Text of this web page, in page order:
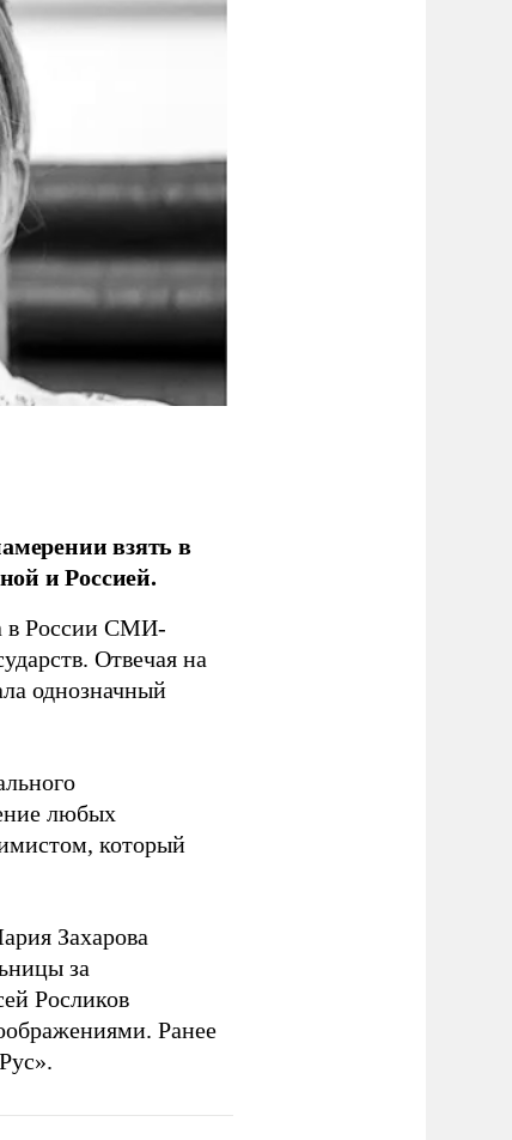
взять в
и Россией.
в России СМИ-
Отвечая на
однозначный
любых
который
Захарова
за
Росликов
Ранее